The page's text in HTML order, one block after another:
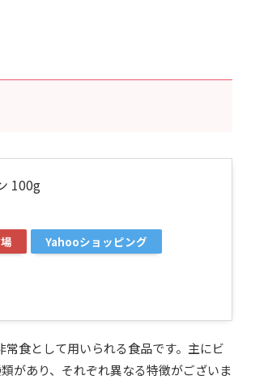
100g
Yahooショッピング
食として用いられる食品です。主にビ
があり、それぞれ異なる特徴がございま